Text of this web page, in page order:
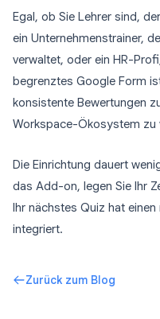
Egal, ob Sie Lehrer sind,
ein Unternehmenstrainer,
verwaltet, oder ein HR-
begrenztes Google Form
konsistente Bewertungen
Workspace-Ökosystem zu
Die Einrichtung dauert
das Add-on, legen Sie Ihr
Ihr nächstes Quiz hat
integriert.
Zurück zum Blog